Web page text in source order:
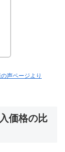
声ページより
価格の比